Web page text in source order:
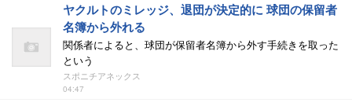
ヤクルトのミレッジ、退団が決定的に 球団の保留者
名簿から外れる
関係者によると、球団が保留者名簿から外す手続きを取った
という
スポニチアネックス
04:47